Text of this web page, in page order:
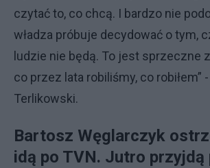
czytać to, co chcą. I bardzo nie
władza próbuje decydować o tym,
ludzie nie będą. To jest sprzeczne
co przez lata robiliśmy, co robiłem”
Terlikowski.
Bartosz Węglarczyk
idą po TVN. Jutro przyjdą